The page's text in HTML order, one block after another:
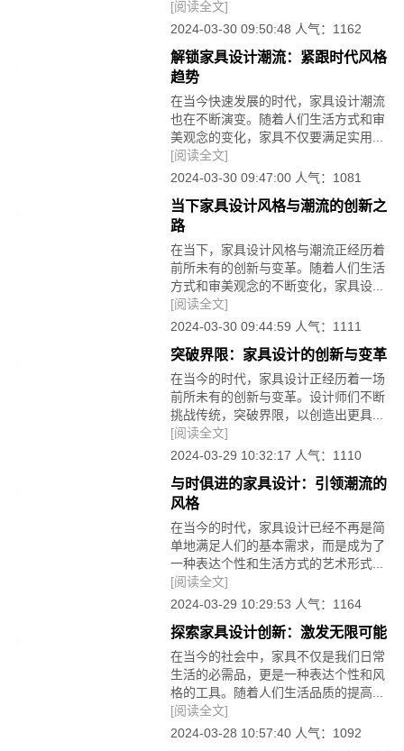
[阅读全文]
2024-03-30 09:50:48 人气：1162
解锁家具设计潮流：紧跟时代风格
趋势
在当今快速发展的时代，家具设计潮流
也在不断演变。随着人们生活方式和审
美观念的变化，家具不仅要满足实用...
[阅读全文]
2024-03-30 09:47:00 人气：1081
当下家具设计风格与潮流的创新之
路
在当下，家具设计风格与潮流正经历着
前所未有的创新与变革。随着人们生活
方式和审美观念的不断变化，家具设...
[阅读全文]
2024-03-30 09:44:59 人气：1111
突破界限：家具设计的创新与变革
在当今的时代，家具设计正经历着一场
前所未有的创新与变革。设计师们不断
挑战传统，突破界限，以创造出更具...
[阅读全文]
2024-03-29 10:32:17 人气：1110
与时俱进的家具设计：引领潮流的
风格
在当今的时代，家具设计已经不再是简
单地满足人们的基本需求，而是成为了
一种表达个性和生活方式的艺术形式...
[阅读全文]
2024-03-29 10:29:53 人气：1164
探索家具设计创新：激发无限可能
在当今的社会中，家具不仅是我们日常
生活的必需品，更是一种表达个性和风
格的工具。随着人们生活品质的提高...
[阅读全文]
2024-03-28 10:57:40 人气：1092